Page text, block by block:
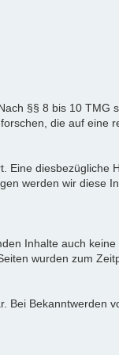
§§ 8 bis 10 TMG
die auf eine
Eine diesbezügliche
werden wir diese
Inhalte auch keine
wurden zum
Bei Bekanntwerden